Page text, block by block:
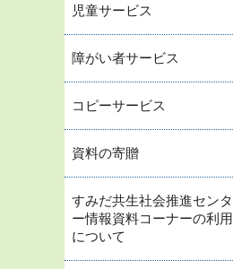
児童サービス
障がい者サービス
コピーサービス
資料の寄贈
すみだ共生社会推進センタ
ー情報資料コーナーの利用
について